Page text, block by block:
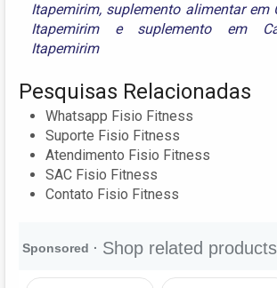
Itapemirim, suplemento alimentar em
Itapemirime suplemento em
Itapemirim
Pesquisas Relacionadas
Whatsapp Fisio Fitness
Suporte Fisio Fitness
Atendimento Fisio Fitness
SAC Fisio Fitness
Contato Fisio Fitness